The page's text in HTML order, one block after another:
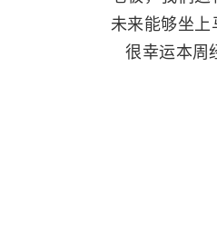
未来能够坐上
很幸运本周